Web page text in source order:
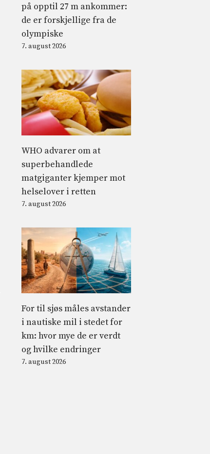
på opptil 27 m ankommer:
de er forskjellige fra de
olympiske
7. august 2026
WHO advarer om at
superbehandlede
matgiganter kjemper mot
helselover i retten
7. august 2026
For til sjøs måles avstander
i nautiske mil i stedet for
km: hvor mye de er verdt
og hvilke endringer
7. august 2026